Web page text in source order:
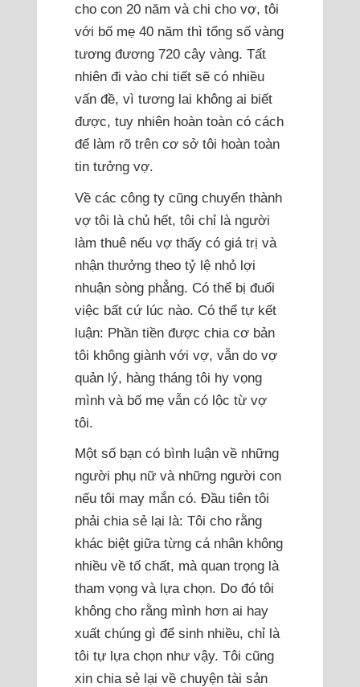
cho con 20 năm và chi cho vợ, tôi
với bố mẹ 40 năm thì tổng số vàng
tương đương 720 cây vàng. Tất
nhiên đi vào chi tiết sẽ có nhiều
vấn đề, vì tương lai không ai biết
được, tuy nhiên hoàn toàn có cách
để làm rõ trên cơ sở tôi hoàn toàn
tin tưởng vợ.
Về các công ty cũng chuyển thành
vợ tôi là chủ hết, tôi chỉ là người
làm thuê nếu vợ thấy có giá trị và
nhận thưởng theo tỷ lệ nhỏ lợi
nhuận sòng phẳng. Có thể bị đuổi
việc bất cứ lúc nào. Có thể tự kết
luận: Phần tiền được chia cơ bản
tôi không giành với vợ, vẫn do vợ
quản lý, hàng tháng tôi hy vọng
mình và bố mẹ vẫn có lộc từ vợ
tôi.
Một số bạn có bình luận về những
người phụ nữ và những người con
nếu tôi may mắn có. Đầu tiên tôi
phải chia sẻ lại là: Tôi cho rằng
khác biệt giữa từng cá nhân không
nhiều về tố chất, mà quan trọng là
tham vọng và lựa chọn. Do đó tôi
không cho rằng mình hơn ai hay
xuất chúng gì để sinh nhiều, chỉ là
tôi tự lựa chọn như vậy. Tôi cũng
xin chia sẻ lại về chuyện tài sản